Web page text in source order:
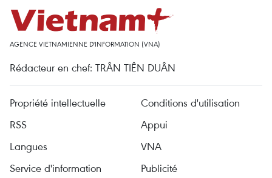
AGENCE VIETNAMIENNE D'INFORMATION (VNA)
Rédacteur en chef: TRÂN TIÊN DUÂN
Propriété intellectuelle
Conditions d'utilisation
RSS
Appui
Langues
VNA
Service d'information
Publicité